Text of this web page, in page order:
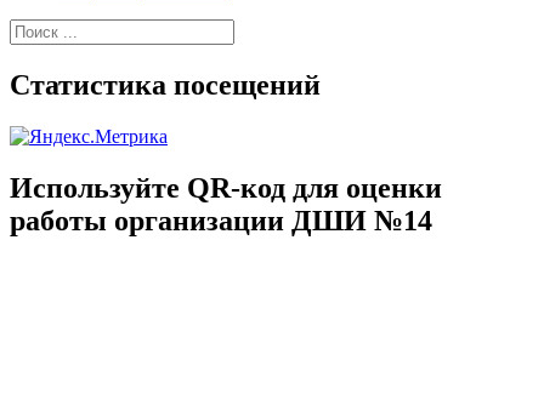
Найти:
Статистика посещений
Используйте QR-код для оценки
работы организации ДШИ №14